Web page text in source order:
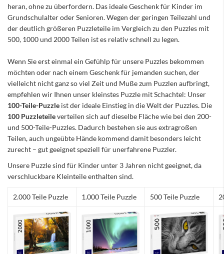
heran, ohne zu überfordern. Das ideale Geschenk für Kinder im
Grundschulalter oder Senioren. Wegen der geringen Teilezahl und
der deutlich größeren Puzzleteile im Vergleich zu den Puzzles mit
500, 1000 und 2000 Teilen ist es relativ schnell zu legen.
Wenn Sie erst einmal ein Gefühlp für unsere Puzzles bekommen
möchten oder nach einem Geschenk für jemanden suchen, der
vielleicht nicht ganz so viel Zeit und Muße zum Puzzlen aufbringt,
empfehlen wir Ihnen unser kleinstes Puzzle mit Schachtel: Unser
100-Teile-Puzzle ist der ideale Einstieg in die Welt der Puzzles. Die
100 Puzzleteileverteilen sich auf dieselbe Fläche wie bei den 200-
und 500-Teile-Puzzles. Dadurch bestehen sie aus extragroßen
Teilen, auch ungeübte Hände kommend damit besonders leicht
zurecht – gut geeignet speziell für unerfahrene Puzzler.
Unsere Puzzle sind für Kinder unter 3 Jahren nicht geeignet, da
verschluckbare Kleinteile enthalten sind.
2.000 Teile Puzzle 1.000 Teile Puzzle 500 Teile Puzzle